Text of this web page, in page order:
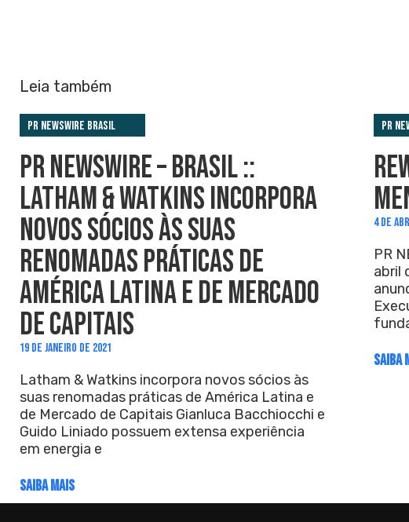
Leia também
PR Newswire Brasil
PR NEWSWIRE – BRASIL ::
LATHAM & WATKINS INCORPORA
NOVOS SÓCIOS ÀS SUAS
RENOMADAS PRÁTICAS DE
AMÉRICA LATINA E DE MERCADO
DE CAPITAIS
19 DE JANEIRO DE 2021
Latham & Watkins incorpora novos sócios às
suas renomadas práticas de América Latina e
de Mercado de Capitais Gianluca Bacchiocchi e
Guido Liniado possuem extensa experiência
em energia e
SAIBA MAIS
PR
4 DE
PR
abril
SAIBA